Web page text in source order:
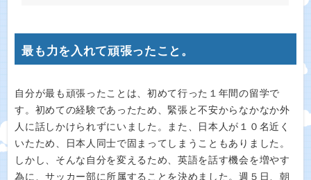
最も力を入れて頑張ったこと。
自分が最も頑張ったことは、初めて行った１年間の留学で
す。初めての経験であったため、緊張と不安からなかなか外
人に話しかけられずにいました。また、日本人が１０名近く
いたため、日本人同士で固まってしまうこともありました。
しかし、そんな自分を変えるため、英語を話す機会を増やす
為に、サッカー部に所属することを決めました。週５日、朝